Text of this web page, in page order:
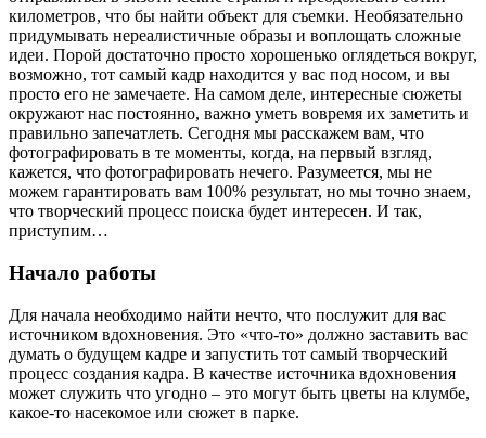
километров, что бы найти объект для съемки. Необязательно
придумывать нереалистичные образы и воплощать сложные
идеи. Порой достаточно просто хорошенько оглядеться вокруг,
возможно, тот самый кадр находится у вас под носом, и вы
просто его не замечаете. На самом деле, интересные сюжеты
окружают нас постоянно, важно уметь вовремя их заметить и
правильно запечатлеть. Сегодня мы расскажем вам, что
фотографировать в те моменты, когда, на первый взгляд,
кажется, что фотографировать нечего. Разумеется, мы не
можем гарантировать вам 100% результат, но мы точно знаем,
что творческий процесс поиска будет интересен. И так,
приступим…
Начало работы
Для начала необходимо найти нечто, что послужит для вас
источником вдохновения. Это «что-то» должно заставить вас
думать о будущем кадре и запустить тот самый творческий
процесс создания кадра. В качестве источника вдохновения
может служить что угодно – это могут быть цветы на клумбе,
какое-то насекомое или сюжет в парке.